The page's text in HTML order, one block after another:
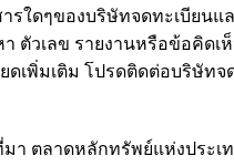
รใดๆของบริษัทจดทะเบีย
ตัวเลข รายงานหรือข้อคิด
เพิ่มเติม โปรดติดต่อบริษัท
มา ตลาดหลักทรัพย์แห่งประ